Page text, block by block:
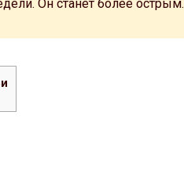
Он станет более острым.